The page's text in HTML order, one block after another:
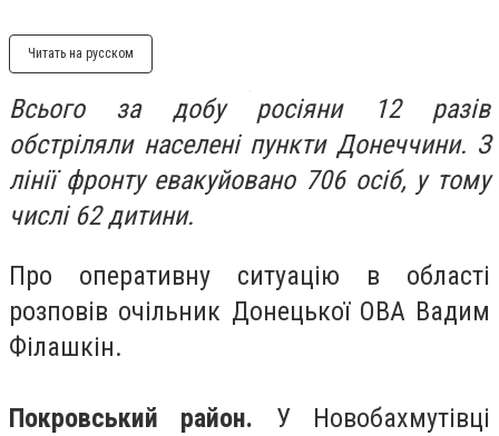
Читать на русском
Всього за добу росіяни 12 разів
обстріляли населені пункти Донеччини. З
лінії фронту евакуйовано 706 осіб, у тому
числі 62 дитини.
Про оперативну ситуацію в області
розповів очільник Донецької ОВА Вадим
Філашкін.
Покровський район. У Новобахмутівці